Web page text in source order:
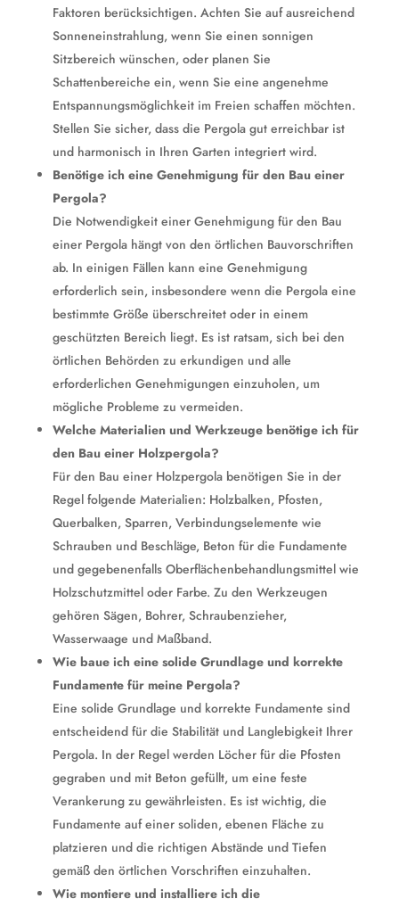
Faktoren berücksichtigen. Achten Sie auf ausreichend
Sonneneinstrahlung, wenn Sie einen sonnigen
Sitzbereich wünschen, oder planen Sie
Schattenbereiche ein, wenn Sie eine angenehme
Entspannungsmöglichkeit im Freien schaffen möchten.
Stellen Sie sicher, dass die Pergola gut erreichbar ist
und harmonisch in Ihren Garten integriert wird.
Benötige ich eine Genehmigung für den Bau einer
Pergola?
Die Notwendigkeit einer Genehmigung für den Bau
einer Pergola hängt von den örtlichen Bauvorschriften
ab. In einigen Fällen kann eine Genehmigung
erforderlich sein, insbesondere wenn die Pergola eine
bestimmte Größe überschreitet oder in einem
geschützten Bereich liegt. Es ist ratsam, sich bei den
örtlichen Behörden zu erkundigen und alle
erforderlichen Genehmigungen einzuholen, um
mögliche Probleme zu vermeiden.
Welche Materialien und Werkzeuge benötige ich für
den Bau einer Holzpergola?
Für den Bau einer Holzpergola benötigen Sie in der
Regel folgende Materialien: Holzbalken, Pfosten,
Querbalken, Sparren, Verbindungselemente wie
Schrauben und Beschläge, Beton für die Fundamente
und gegebenenfalls Oberflächenbehandlungsmittel wie
Holzschutzmittel oder Farbe. Zu den Werkzeugen
gehören Sägen, Bohrer, Schraubenzieher,
Wasserwaage und Maßband.
Wie baue ich eine solide Grundlage und korrekte
Fundamente für meine Pergola?
Eine solide Grundlage und korrekte Fundamente sind
entscheidend für die Stabilität und Langlebigkeit Ihrer
Pergola. In der Regel werden Löcher für die Pfosten
gegraben und mit Beton gefüllt, um eine feste
Verankerung zu gewährleisten. Es ist wichtig, die
Fundamente auf einer soliden, ebenen Fläche zu
platzieren und die richtigen Abstände und Tiefen
gemäß den örtlichen Vorschriften einzuhalten.
Wie montiere und installiere ich die